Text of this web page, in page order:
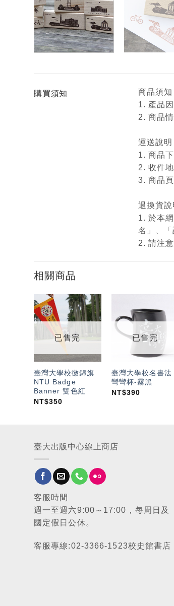
購買須知
商品須知
1. 產品
2. 商品
運送說明
1. 商品
2. 收件
3. 商品
退換貨說
1. 於本
名」、
2. 請注
相關商品
加入
已售完
臺灣大學校徽錦旗
NTU Badge
Banner 雙色紅
NT$350
加入
已售完
臺灣大學校名書法
彎彎杯-霧黑
NT$390
臺大出版中心線上商店
客服時間
週一至週六9:00～17:00，每周日及
國定假日公休。
客服專線:02-3366-1523校史館書店